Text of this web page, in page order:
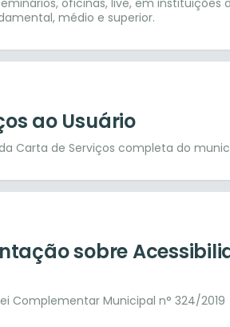
oficinas, live, em instituições
médio e superior.
ao Usuário
Carta de Serviços completa do
sobre
Complementar Municipal n° 324/2019